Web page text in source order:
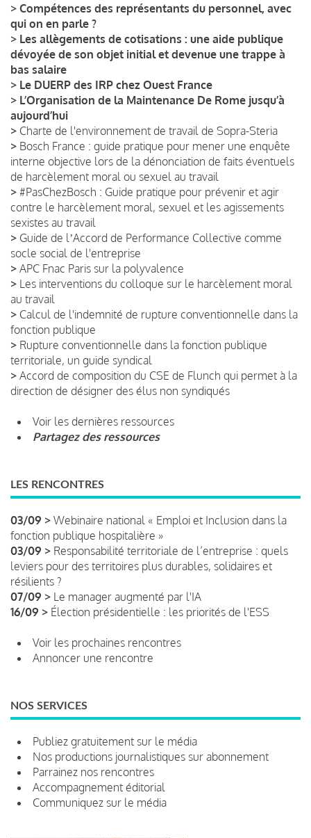
> Compétences des représentants du personnel, avec
qui on en parle ?
> Les allègements de cotisations : une aide publique
dévoyée de son objet initial et devenue une trappe à
bas salaire
> Le DUERP des IRP chez Ouest France
> L’Organisation de la Maintenance De Rome jusqu’à
aujourd’hui
> Charte de l'environnement de travail de Sopra-Steria
> Bosch France : guide pratique pour mener une enquête
interne objective lors de la dénonciation de faits éventuels
de harcèlement moral ou sexuel au travail
> #PasChezBosch : Guide pratique pour prévenir et agir
contre le harcèlement moral, sexuel et les agissements
sexistes au travail
> Guide de lʼAccord de Performance Collective comme
socle social de l'entreprise
> APC Fnac Paris sur la polyvalence
> Les interventions du colloque sur le harcèlement moral
au travail
> Calcul de l'indemnité de rupture conventionnelle dans la
fonction publique
> Rupture conventionnelle dans la fonction publique
territoriale, un guide syndical
> Accord de composition du CSE de Flunch qui permet à la
direction de désigner des élus non syndiqués
Voir les dernières ressources
Partagez des ressources
LES RENCONTRES
03/09 > Webinaire national « Emploi et Inclusion dans la
fonction publique hospitalière »
03/09 > Responsabilité territoriale de l’entreprise : quels
leviers pour des territoires plus durables, solidaires et
résilients ?
07/09 > Le manager augmenté par l'IA
16/09 > Élection présidentielle : les priorités de l'ESS
Voir les prochaines rencontres
Annoncer une rencontre
NOS SERVICES
Publiez gratuitement sur le média
Nos productions journalistiques sur abonnement
Parrainez nos rencontres
Accompagnement éditorial
Communiquez sur le média